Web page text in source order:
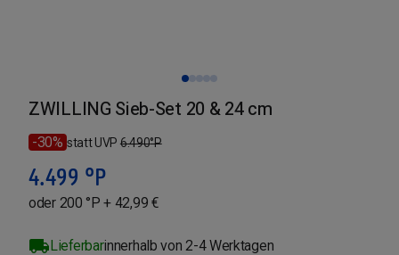
ZWILLING Sieb-Set 20 & 24 cm
-30% statt UVP 6.490°P
4.499 °P
oder 200 °P + 42,99 €
Lieferbarinnerhalb von 2-4 Werktagen